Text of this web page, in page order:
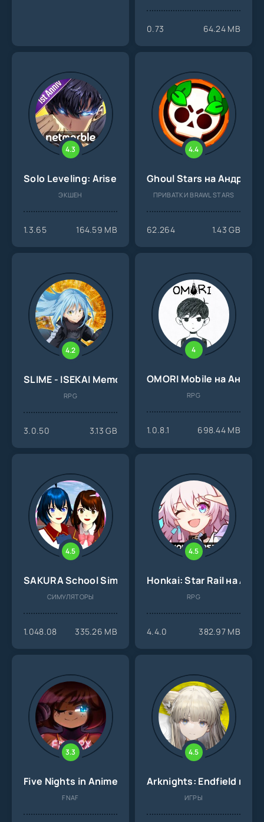
0.73 64.24 MB
4.3
Solo Leveling: Arise на Андроид
ЭКШЕН
1.3.65 164.59 MB
4.4
Ghoul Stars на Андроид
ПРИВАТКИ BRAWL STARS
62.264 1.43 GB
4.2
SLIME - ISEKAI Memories на Андроид
RPG
3.0.50 3.13 GB
4
OMORI Mobile на
RPG
1.0.8.1 698.44 MB
4.5
SAKURA School Simulator на Андроид
СИМУЛЯТОРЫ
1.048.08 335.26 MB
4.5
Honkai: Star Rail на
RPG
4.4.0 382.97 MB
3.3
Five Nights in Anime RX Edition на Андроид
FNAF
4.5
Arknights: Endfield на
ИГРЫ